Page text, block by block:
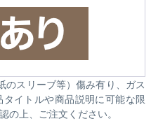
のスリーブ等）傷み有り、ガス
イトルや商品説明に可能な限
の上、ご注文ください。